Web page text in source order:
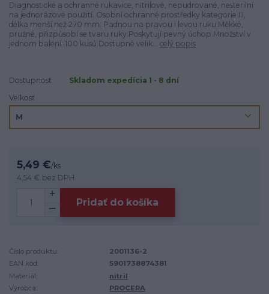
Diagnostické a ochranné rukavice, nitrilové, nepudrované, nesterilní
na jednorázové použití. Osobní ochranné prostředky kategorie III,
délka menší než 270 mm. Padnou na pravou i levou ruku.Měkké,
pružné, přizpůsobí se tvaru ruky.Poskytují pevný úchop.Množství v
jednom balení: 100 kusů.Dostupné velik... celý popis
Dostupnosť
Skladom expedícia 1 - 8 dní
Veľkosť
5,49 €/ks
4,54 € bez DPH
Pridať do košíka
Číslo produktu:
2001136-2
EAN kód:
5901738874381
Materiál:
nitril
Výrobca:
PROCERA